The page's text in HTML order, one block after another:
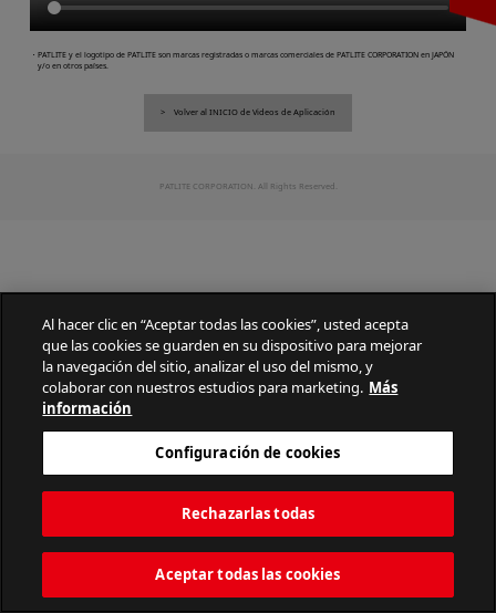
・PATLITE y el logotipo de PATLITE son marcas registradas o marcas comerciales de PATLITE CORPORATION en JAPÓN
y/o en otros países.
Volver al INICIO de Videos de Aplicación
PATLITE CORPORATION. All Rights Reserved.
Al hacer clic en “Aceptar todas las cookies”, usted acepta
que las cookies se guarden en su dispositivo para mejorar
la navegación del sitio, analizar el uso del mismo, y
colaborar con nuestros estudios para marketing. Más
información
Configuración de cookies
Rechazarlas todas
Aceptar todas las cookies